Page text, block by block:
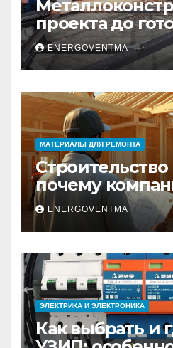
проекта до
изделия –
практический
ENERGOVENTMA
МАТЕРИАЛЫ ДЛЯ РЕМОНТА
почему
цикла меняют
недвижимости
ENERGOVENTMA
ЭЛЕКТРИКА И ЭЛЕКТРОНИКА
Как выбрать и